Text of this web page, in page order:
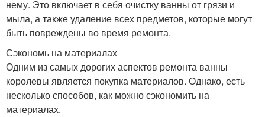
нему. Это включает в себя очистку ванны от грязи и
мыла, а также удаление всех предметов, которые могут
быть повреждены во время ремонта.
Сэкономь на материалах
Одним из самых дорогих аспектов ремонта ванны
королевы является покупка материалов. Однако, есть
несколько способов, как можно сэкономить на
материалах.